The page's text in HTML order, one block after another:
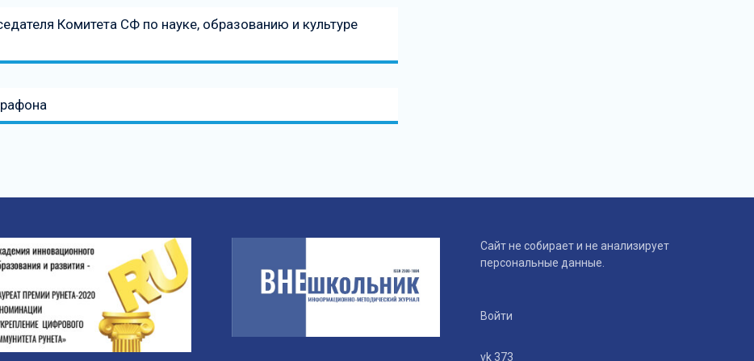
Комитета СФ по науке, образованию и культуре
Сайт не собирает и не анализирует
персональные данные.
Войти
vk 373